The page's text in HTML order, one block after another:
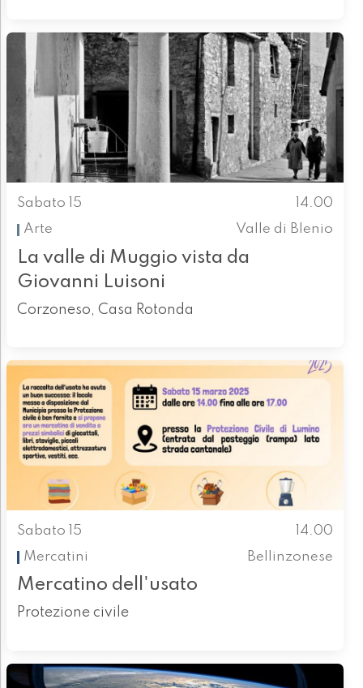
Sabato 15
14.00
Arte
Valle di Blenio
La valle di Muggio vista da
Giovanni Luisoni
Corzoneso, Casa Rotonda
Sabato 15
14.00
Mercatini
Bellinzonese
Mercatino dell'usato
Protezione civile